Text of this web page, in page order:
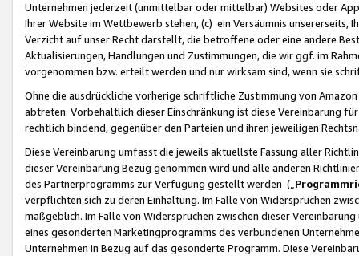
Unternehmen jederzeit (unmittelbar oder mittelbar) Websites oder
Ihrer Website im Wettbewerb stehen, (c) ein Versäumnis unsererseits,
Verzicht auf unser Recht darstellt, die betroffene oder eine andere
Aktualisierungen, Handlungen und Zustimmungen, die wir ggf. im
vorgenommen bzw. erteilt werden und nur wirksam sind, wenn sie
Ohne die ausdrückliche vorherige schriftliche Zustimmung von
abtreten. Vorbehaltlich dieser Einschränkung ist diese Vereinbarung
rechtlich bindend, gegenüber den Parteien und ihren jeweiligen
Diese Vereinbarung umfasst die jeweils aktuellste Fassung aller
dieser Vereinbarung Bezug genommen wird und alle anderen
des Partnerprogramms zur Verfügung gestellt werden („
verpflichten sich zu deren Einhaltung. Im Falle von Widersprüchen
maßgeblich. Im Falle von Widersprüchen zwischen dieser
eines gesonderten Marketingprogramms des verbundenen
Unternehmen in Bezug auf das gesonderte Programm. Diese